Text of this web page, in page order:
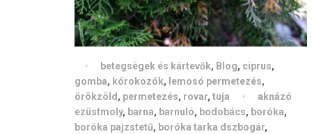
betegségek és kártevők, Blog, ciprus,
gomba, kórokozók, lemosó permetezés,
örökzöld , permetezés, rovar, tuja
aknázó
ezüstmoly, barna, barnuló, bodobács, boróka,
boróka pajzstetű, boróka tarka dszbogár,